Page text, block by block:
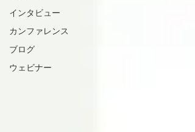
インタビュー
カンファレンス
ブログ
ウェビナー